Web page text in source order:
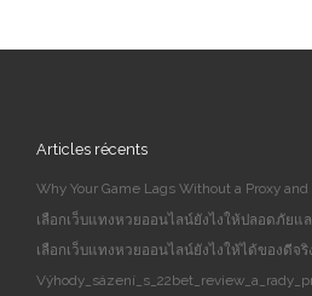
Articles récents
Why Your Game Lags Without a Proxy
เลือกเว็บแทงหวยออนไลน์ยังไงให้ปลอดภัยแ
เลือกเว็บแทงหวยออนไลน์ยังไงให้ได้ของดีจริ